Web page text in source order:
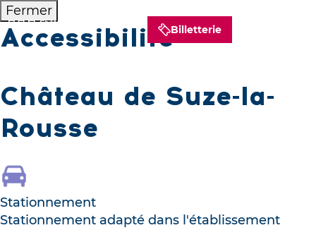
Billetterie
Fermer
Accessibilité
Château de Suze-la-
Rousse
Stationnement
Stationnement adapté dans l'établissement